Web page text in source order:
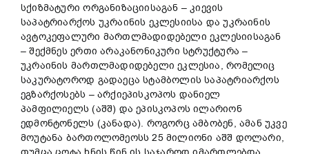
სქიზმატური ორგანიზაციისაგან – კიევის
საპატრიარქოს უკრაინის ეკლესიისა და უკრაინის
ავტოკეფალური მართლმადიდებელი ეკლესიისაგან
– შექმნეს ერთი არაკანონიკური სტრუქტურა –
უკრაინის მართლმადიდებელი ეკლესია, რომელიც
საკურატოროდ გადაეცა სტამბოლის საპატრიარქოს
ეგზარქოსებს – არქიეპისკოპოს დანიელ
პამფილიელს (აშშ) და ეპისკოპოს ილარიონ
ედმონტონელს (კანადა). როგორც ამბობენ, ამან უკვე
მოუტანა ბართოლომეოსს 25 მილიონი აშშ დოლარი,